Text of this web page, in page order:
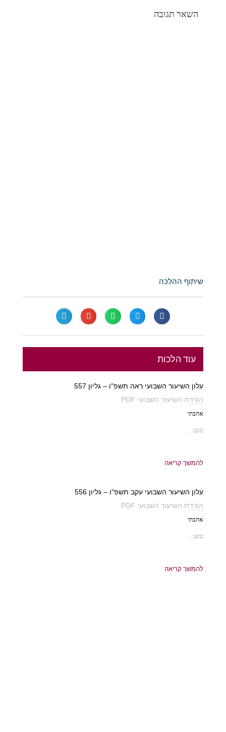
השאר תגובה
שיתוף ההלכה
עוד הלכות
עלון השיעור השבועי ראה תשפ"ו – גליון 557
הורדת השיעור השבועי PDF
אהבתי
טוען...
להמשך קריאה
עלון השיעור השבועי עקב תשפ"ו – גליון 556
הורדת השיעור השבועי PDF
אהבתי
טוען...
להמשך קריאה